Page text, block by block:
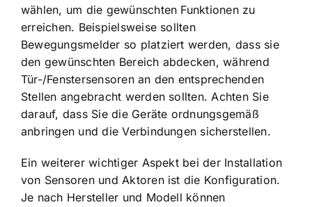
wählen, um die gewünschten Funktionen zu
erreichen. Beispielsweise sollten
Bewegungsmelder so platziert werden, dass sie
den gewünschten Bereich abdecken, während
Tür-/Fenstersensoren an den entsprechenden
Stellen angebracht werden sollten. Achten Sie
darauf, dass Sie die Geräte ordnungsgemäß
anbringen und die Verbindungen sicherstellen.
Ein weiterer wichtiger Aspekt bei der Installation
von Sensoren und Aktoren ist die Konfiguration.
Je nach Hersteller und Modell können